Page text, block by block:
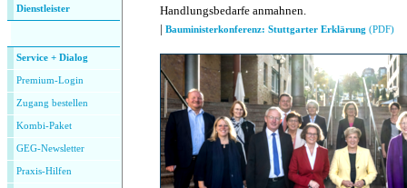
Dienstleister
Service + Dialog
Premium-Login
Zugang bestellen
Kombi-Paket
GEG-Newsletter
Praxis-Hilfen
Handlungsbedarfe anmahnen.
| Bauministerkonferenz: Stuttgarter Erklärung (PDF)